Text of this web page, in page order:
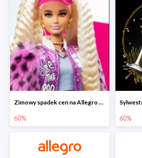
Zimowy spadek cen na Allegro - lalki Barbie do -60%
60% 60%